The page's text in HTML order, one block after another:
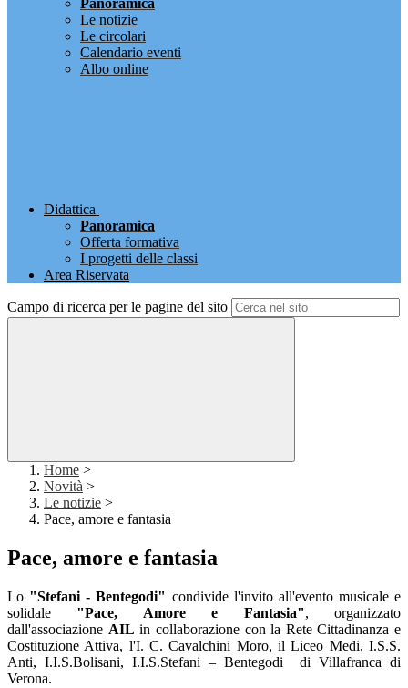
Panoramica
Le notizie
Le circolari
Calendario eventi
Albo online
Didattica
Panoramica
Offerta formativa
I progetti delle classi
Area Riservata
Campo di ricerca per le pagine del sito
Home >
Novità >
Le notizie >
Pace, amore e fantasia
Pace, amore e fantasia
Lo "Stefani - Bentegodi" condivide l'invito all'evento musicale e
solidale "Pace, Amore e Fantasia", organizzato
dall'associazione AILin collaborazione con la Rete Cittadinanza e
Costituzione Attiva, l'I. C. Cavalchini Moro, il Liceo Medi, I.S.S.
Anti, I.I.S.Bolisani, I.I.S.Stefani – Bentegodi di Villafranca di
Verona.